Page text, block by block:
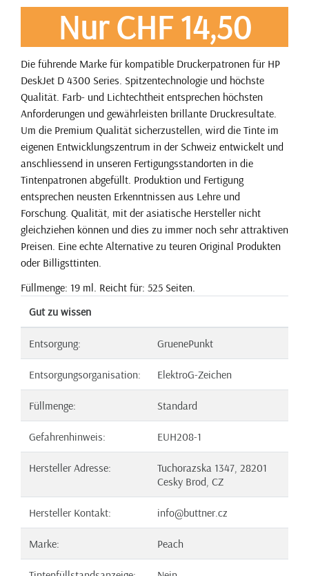
Nur CHF 14,50
Die führende Marke für kompatible Druckerpatronen für HP
DeskJet D 4300 Series. Spitzentechnologie und höchste
Qualität. Farb- und Lichtechtheit entsprechen höchsten
Anforderungen und gewährleisten brillante Druckresultate.
Um die Premium Qualität sicherzustellen, wird die Tinte im
eigenen Entwicklungszentrum in der Schweiz entwickelt und
anschliessend in unseren Fertigungsstandorten in die
Tintenpatronen abgefüllt. Produktion und Fertigung
entsprechen neusten Erkenntnissen aus Lehre und
Forschung. Qualität, mit der asiatische Hersteller nicht
gleichziehen können und dies zu immer noch sehr attraktiven
Preisen. Eine echte Alternative zu teuren Original Produkten
oder Billigsttinten.
Füllmenge: 19 ml. Reicht für: 525 Seiten.
Gut zu wissen
Entsorgung: GruenePunkt
Entsorgungsorganisation: ElektroG-Zeichen
Füllmenge: Standard
Gefahrenhinweis: EUH208-1
Hersteller Adresse:
Tuchorazska 1347, 28201
Cesky Brod, CZ
Hersteller Kontakt: info@buttner.cz
Marke: Peach